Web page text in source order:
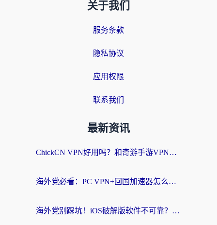
关于我们
服务条款
隐私协议
应用权限
联系我们
最新资讯
ChickCN VPN好用吗？和奇游手游VPN对比哪个回国效果更好？海外党亲测实用指南
海外党必看：PC VPN+回国加速器怎么选？无缝访问国内资源全攻略
海外党别踩坑！iOS破解版软件不可靠？教你选对回国加速器无缝看国内资源